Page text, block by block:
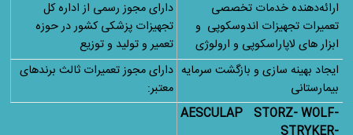
ارائه‌دهنده خدمات تخصصی
تعمیرات تجهیزات اندوسکوپی و
ابزار های لاپاراسکوپی و ارولوژی
دارای مجوز رسمی از اداره کل
تجهیزات پزشکی کشور در حوزه
تعمیر و تولید و توزیع
ایجاد بهینه سازی و بازگشت سرمایه
بیمارستانی
دارای مجوز تعمیرات ثالث برندهای
معتبر:
STORZ- WOLF-
AESCULAP